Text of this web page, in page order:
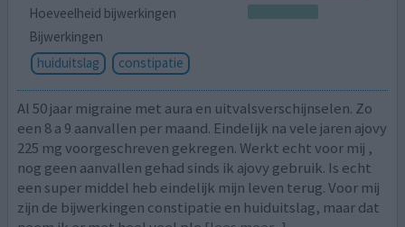
Hoeveelheid bijwerkingen
Bijwerkingen
huiduitslag
constipatie
Al 50 jaar migraine met aura en uitvalsverschijnselen. Zo
een 8 a 9 aanvallen per maand. Eindelijk na vele jaren ajovy
225 mg voorgeschreven gekregen. Werkt echt voor mij ,
nog geen aanvallen gehad sinds ik ajovy gebruik. Is echt
een super middel heb eindelijk mijn leven terug. Voor mij
zijn de bijwerkingen constipatie en huiduitslag, maar dat